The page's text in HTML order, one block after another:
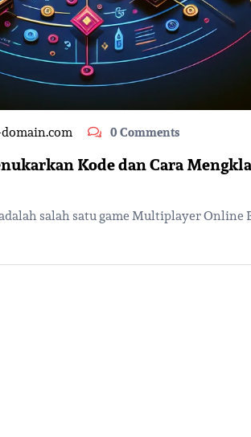
0 Comments
Kode dan Cara
salah satu game Multiplayer Online